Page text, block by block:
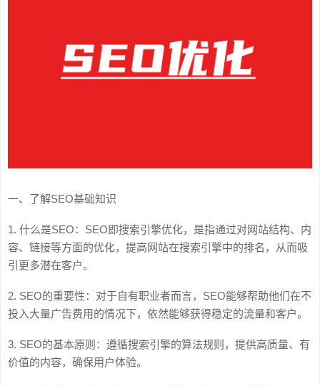
一、了解SEO基础知识
1. 什么是SEO：SEO即搜索引擎优化，是指通过对网站结构、内
容、链接等方面的优化，提高网站在搜索引擎中的排名，从而吸
引更多潜在客户。
2. SEO的重要性：对于自有职业者而言，SEO能够帮助他们在不
投入大量广告费用的情况下，依然能够获得稳定的流量和客户。
3. SEO的基本原则：遵循搜索引擎的算法规则，提供高质量、有
价值的内容，确保用户体验。